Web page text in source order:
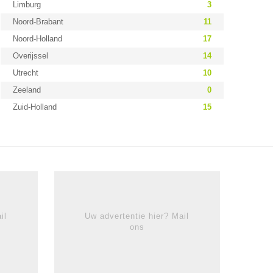
Limburg
3
Noord-Brabant
11
Noord-Holland
17
Overijssel
14
Utrecht
10
Zeeland
0
Zuid-Holland
15
Uw advertentie hier? Mail
ons